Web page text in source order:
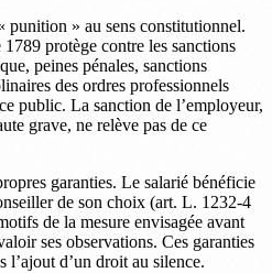
punition » au sens constitutionnel.
protège contre les sanctions
peines pénales, sanctions
des ordres professionnels
public. La sanction de l’employeur,
grave, ne relève pas de ce
garanties. Le salarié bénéficie
de son choix (art. L. 1232-4
de la mesure envisagée avant
ses observations. Ces garanties
l’ajout d’un droit au silence.